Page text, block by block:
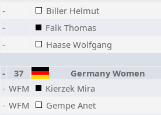
- Biller Helmut
- Falk Thomas
- Haase Wolfgang
- 37 Germany Women
- WFM Kierzek Mira
- WFM Gempe Anet